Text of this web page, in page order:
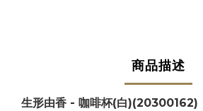
商品描述
生形由香 - 咖啡杯(白)(20300162)